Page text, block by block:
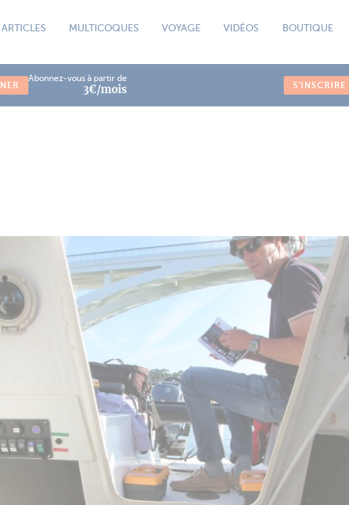
ARTICLES MULTICOQUES VOYAGE VIDÉOS BOUTIQUE
Abonnez-vous à partir de
3€/mois S'INSCRIRE